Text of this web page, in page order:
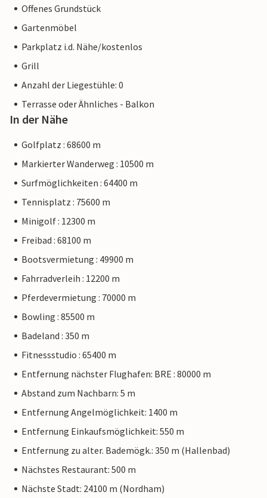
Offenes Grundstück
Gartenmöbel
Parkplatz i.d. Nähe/kostenlos
Grill
Anzahl der Liegestühle: 0
Terrasse oder Ähnliches - Balkon
In der Nähe
Golfplatz : 68600 m
Markierter Wanderweg : 10500 m
Surfmöglichkeiten : 64400 m
Tennisplatz : 75600 m
Minigolf : 12300 m
Freibad : 68100 m
Bootsvermietung : 49900 m
Fahrradverleih : 12200 m
Pferdevermietung : 70000 m
Bowling : 85500 m
Badeland : 350 m
Fitnessstudio : 65400 m
Entfernung nächster Flughafen: BRE : 80000 m
Abstand zum Nachbarn: 5 m
Entfernung Angelmöglichkeit: 1400 m
Entfernung Einkaufsmöglichkeit: 550 m
Entfernung zu alter. Bademögk.: 350 m (Hallenbad)
Nächstes Restaurant: 500 m
Nächste Stadt: 24100 m (Nordham)